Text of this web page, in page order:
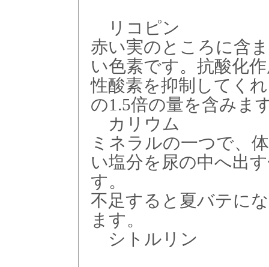
リコピン
赤い実のところに含
い色素です。抗酸化
性酸素を抑制してく
の1.5倍の量を含みま
カリウム
ミネラルの一つで、
い塩分を尿の中へ出
す。
不足すると夏バテに
ます。
シトルリン